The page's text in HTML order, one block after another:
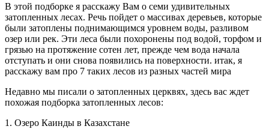
В этой подборке я расскажу Вам о семи удивительных
затопленных лесах. Речь пойдет о массивах деревьев, которые
были затоплены поднимающимся уровнем воды, разливом
озер или рек. Эти леса были похоронены под водой, торфом и
грязью на протяжение сотен лет, прежде чем вода начала
отступать и они снова появились на поверхности. итак, я
расскажу вам про 7 таких лесов из разных частей мира
Недавно мы писали о затопленных церквях, здесь вас ждет
похожая подборка затопленных лесов:
1. Озеро Каинды в Казахстане